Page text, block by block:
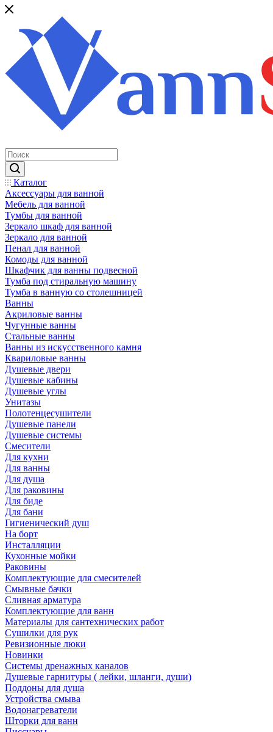
Каталог
Аксессуары для ванной
Мебель для ванной
Тумбы для ванной
Зеркало шкаф для ванной
Зеркало для ванной
Пенал для ванной
Комоды для ванной
Шкафчик для ванны подвесной
Тумба под стиральную машину
Тумба в ванную со столешницей
Ванны
Акриловые ванны
Чугунные ванны
Стальные ванны
Ванны из искусственного камня
Квариловые ванны
Душевые двери
Душевые кабины
Душевые углы
Унитазы
Полотенцесушители
Душевые панели
Душевые системы
Смесители
Для кухни
Для ванны
Для душа
Для раковины
Для биде
Для бани
Гигиенический душ
На борт
Инсталляции
Кухонные мойки
Раковины
Комплектующие для смесителей
Смывные бачки
Сливная арматура
Комплектующие для ванн
Материалы для сантехнических работ
Сушилки для рук
Ревизионные люки
Новинки
Системы дренажных каналов
Душевые гарнитуры ( лейки, шланги, души)
Поддоны для душа
Устройства смыва
Водонагреватели
Шторки для ванн